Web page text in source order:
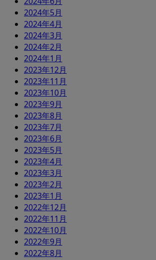
2024年5月
2024年4月
2024年3月
2024年2月
2024年1月
2023年12月
2023年11月
2023年10月
2023年9月
2023年8月
2023年7月
2023年6月
2023年5月
2023年4月
2023年3月
2023年2月
2023年1月
2022年12月
2022年11月
2022年10月
2022年9月
2022年8月